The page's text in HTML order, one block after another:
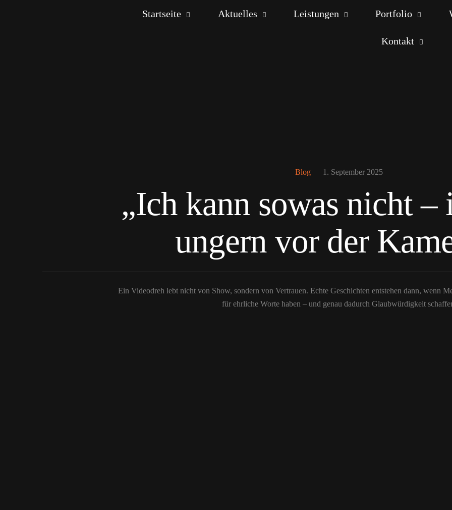
Startseite Aktuelles Leistungen Portfolio
Kontakt
Blog 1. September 2025
„Ich kann sowas nicht –
ungern vor der
Ein Videodreh lebt nicht von Show, sondern von Vertrauen. Echte Geschichten entstehen dann, wenn
für ehrliche Worte haben – und genau dadurch Glaubwürdigkeit